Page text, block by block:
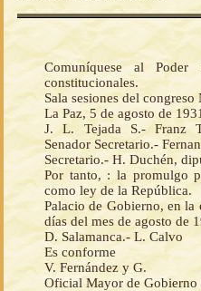
Comuníquese al
constitucionales.
Sala sesiones del congreso
La Paz, 5 de agosto de 1931
J. L. Tejada S.- Franz
Senador Secretario.-
Secretario.- H. Duchén,
Por tanto, : la promulgo
como ley de la República.
Palacio de Gobierno, en la
días del mes de agosto de
D. Salamanca.- L. Calvo
Es conforme
V. Fernández y G.
Oficial Mayor de Gobierno